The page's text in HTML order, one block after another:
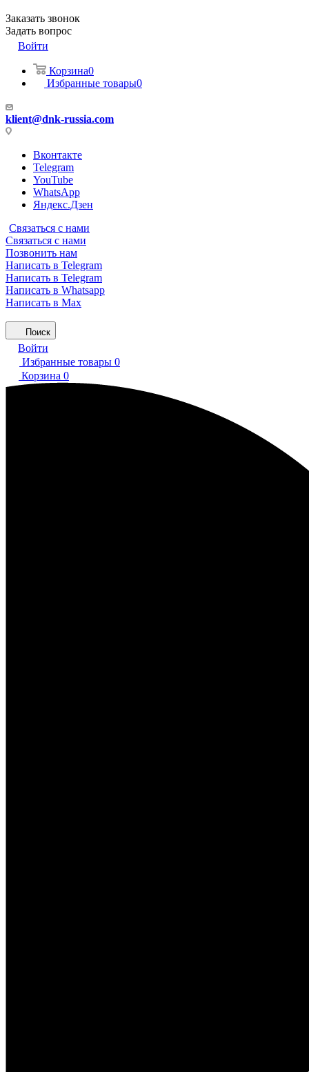
Заказать звонок
Задать вопрос
Войти
Корзина0
Избранные товары0
klient@dnk-russia.com
Вконтакте
Telegram
YouTube
WhatsApp
Яндекс.Дзен
Связаться с нами
Связаться с нами
Позвонить нам
Написать в Telegram
Написать в Telegram
Написать в Whatsapp
Написать в Max
Поиск
Войти
Избранные товары 0
Корзина 0